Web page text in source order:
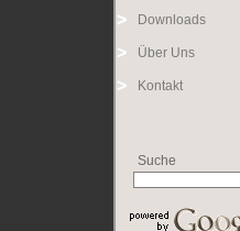
Downloads
Über Uns
Kontakt
Suche